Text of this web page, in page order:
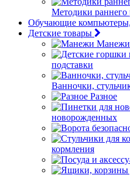
Методики
Обучающие
Детские товары
Манежи
подставки
Ванночки,
Разное
новорожденных
кормления